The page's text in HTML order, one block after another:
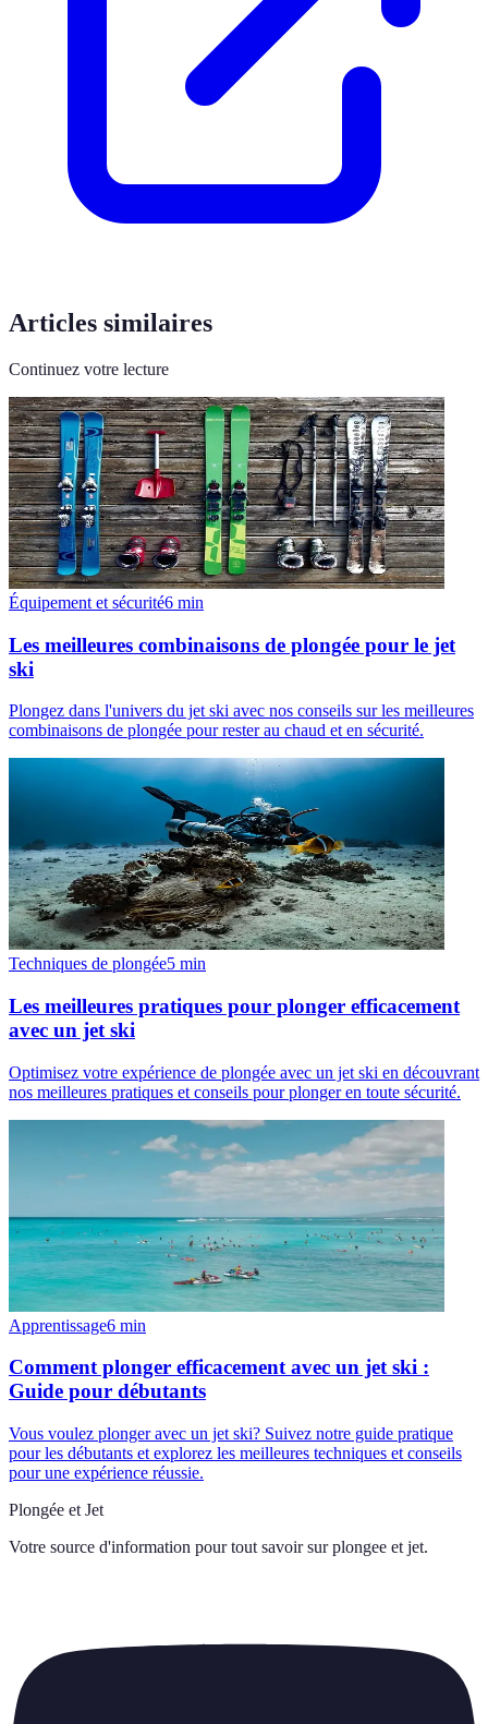
Articles similaires
Continuez votre lecture
Équipement et sécurité6 min
Les meilleures combinaisons de plongée pour le jet
ski
Plongez dans l'univers du jet ski avec nos conseils sur les meilleures
combinaisons de plongée pour rester au chaud et en sécurité.
Techniques de plongée5 min
Les meilleures pratiques pour plonger efficacement
avec un jet ski
Optimisez votre expérience de plongée avec un jet ski en découvrant
nos meilleures pratiques et conseils pour plonger en toute sécurité.
Apprentissage6 min
Comment plonger efficacement avec un jet ski :
Guide pour débutants
Vous voulez plonger avec un jet ski? Suivez notre guide pratique
pour les débutants et explorez les meilleures techniques et conseils
pour une expérience réussie.
Plongée et Jet
Votre source d'information pour tout savoir sur plongee et jet.